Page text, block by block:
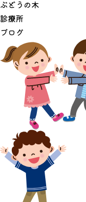
ぶど う の木
診療所
ブロ グ